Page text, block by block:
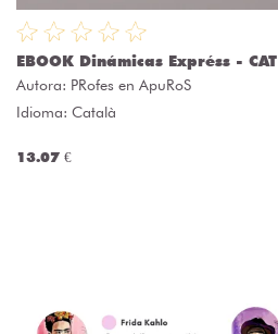
EBOOK Dinámicas Expréss - CAT
Autora: PRofes en ApuRoS
Idioma: Català
13.07 €